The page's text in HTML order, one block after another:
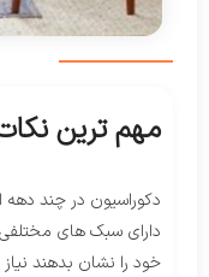
مهم ترین
دکوراسیون در چند دهه
دارای سبک های
خود را نشان بدهند